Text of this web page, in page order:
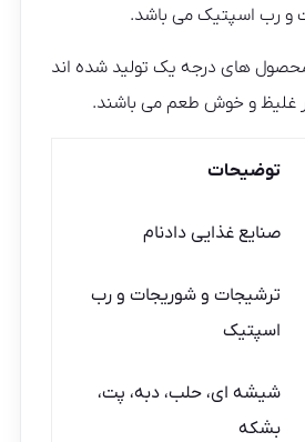
و رب اسپتیک می باشد.
های درجه یک تولید شده اند
غلیظ و خوش طعم می باشند.
توضیحات
صنایع غذایی دادنام
ترشیجات و شوریجات و رب
اسپتیک
شیشه ای، حلب، دبه، پت،
بشکه